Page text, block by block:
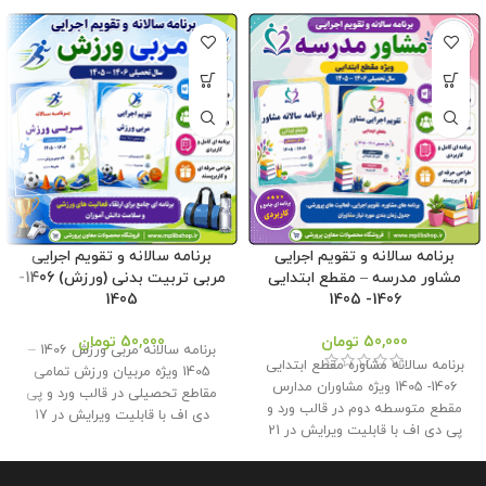
برنامه سالانه و تقویم اجرایی
مشاور مدرسه – مقطع ابتدایی
1406- 1405
50,000 تومان
برنامه سالانه مشاوره مقطع ابتدایی
1406- 1405 ویژه مشاوران مدارس
مقطع متوسطه دوم در قالب ورد و
پی دی اف با قابلیت ویرایش در 21
برنامه سالانه و تقویم اجرایی
مربی تربیت بدنی (ورزش) 1406-
1405
50,000 تومان
برنامه سالانه مربی ورزش 1406 –
1405 ویژه مربیان ورزش تمامی
مقاطع تحصیلی در قالب ورد و پی
دی اف با قابلیت ویرایش در 17
اجرایی مدرسه در 7 صفحه در قالب